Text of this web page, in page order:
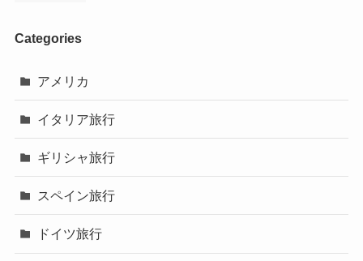
Categories
アメリカ
イタリア旅行
ギリシャ旅行
スペイン旅行
ドイツ旅行